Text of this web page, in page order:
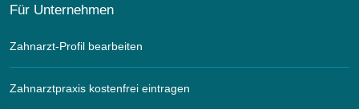
Für Unternehmen
Zahnarzt-Profil bearbeiten
Zahnarztpraxis kostenfrei eintragen